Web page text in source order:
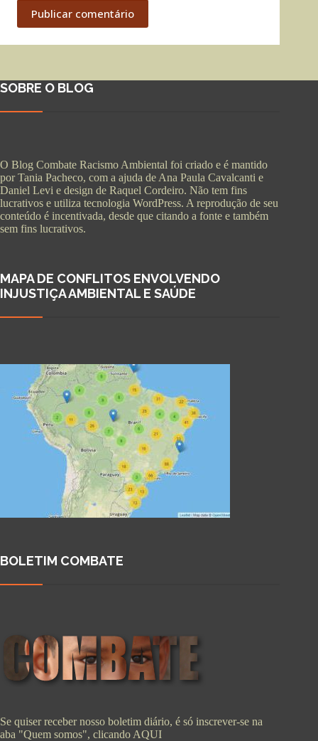
Publicar comentário
SOBRE O BLOG
O Blog Combate Racismo Ambiental foi criado e é mantido
por Tania Pacheco, com a ajuda de Ana Paula Cavalcanti e
Daniel Levi e design de Raquel Cordeiro. Não tem fins
lucrativos e utiliza tecnologia WordPress. A reprodução de seu
conteúdo é incentivada, desde que citando a fonte e também
sem fins lucrativos.
MAPA DE CONFLITOS ENVOLVENDO
INJUSTIÇA AMBIENTAL E SAÚDE
BOLETIM COMBATE
Se quiser receber nosso boletim diário, é só inscrever-se na
aba "Quem somos", clicando AQUI